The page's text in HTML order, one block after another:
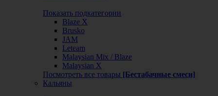
Показать подкатегории
Blaze X
Brusko
JAM
Leteam
Malaysian Mix / Blaze
Malaysian X
Посмотреть все товары [Бестабачные смеси]
Кальяны